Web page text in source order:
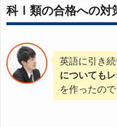
科Ⅰ類の合格への対
英語に引き続
についても
を作ったの